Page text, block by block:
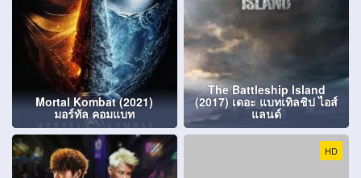
Mortal Kombat (2021)
มอร์ทัล คอมแบท
The Battleship Island
(2017) เดอะ แบทเทิลชิป ไอส์
แลนด์
HD